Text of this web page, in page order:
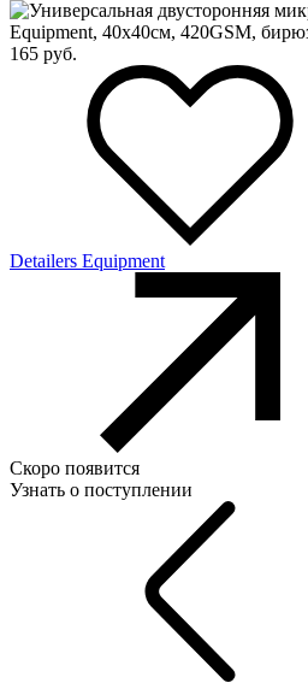
165 руб.
Detailers Equipment
Скоро появится
Узнать о поступлении